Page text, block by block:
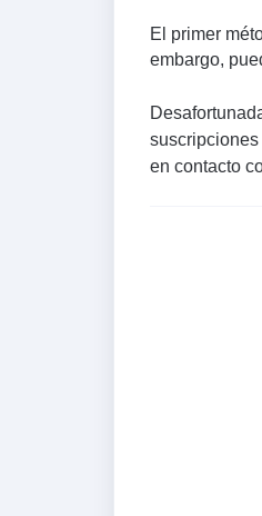
El primer
embargo,
suscripciones
en contacto